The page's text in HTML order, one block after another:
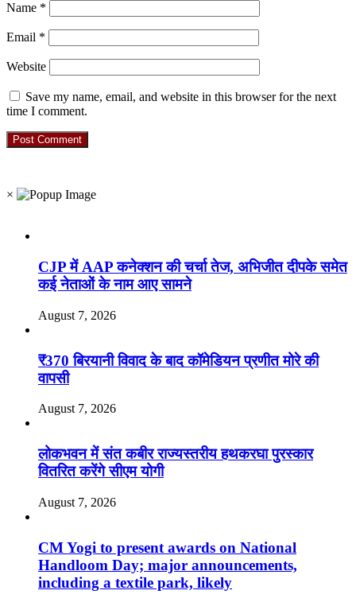
Name *
Email *
Website
Save my name, email, and website in this browser for the next
time I comment.
×
CJP में AAP कनेक्शन की चर्चा तेज, अभिजीत दीपके समेत
कई नेताओं के नाम आए सामने
August 7, 2026
₹370 बिरयानी विवाद के बाद कॉमेडियन प्रणीत मोरे की
वापसी
August 7, 2026
लोकभवन में संत कबीर राज्यस्तरीय हथकरघा पुरस्कार
वितरित करेंगे सीएम योगी
August 7, 2026
CM Yogi to present awards on National
Handloom Day; major announcements,
including a textile park, likely